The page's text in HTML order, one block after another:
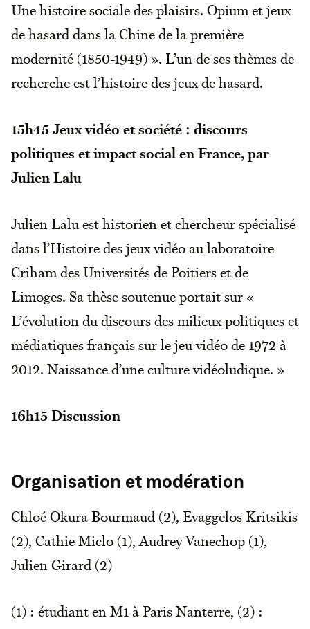
Une histoire sociale des plaisirs. Opium et jeux
de hasard dans la Chine de la première
modernité (1850-1949) ». L’un de ses thèmes de
recherche est l’histoire des jeux de hasard.
15h45 Jeux vidéo et société : discours
politiques et impact social en France, par
Julien Lalu
Julien Lalu est historien et chercheur spécialisé
dans l’Histoire des jeux vidéo au laboratoire
Criham des Universités de Poitiers et de
Limoges. Sa thèse soutenue portait sur «
L’évolution du discours des milieux politiques et
médiatiques français sur le jeu vidéo de 1972 à
2012. Naissance d’une culture vidéoludique. »
16h15 Discussion
Organisation et modération
Chloé Okura Bourmaud (2), Evaggelos Kritsikis
(2), Cathie Miclo (1), Audrey Vanechop (1),
Julien Girard (2)
(1) : étudiant en M1 à Paris Nanterre, (2) :